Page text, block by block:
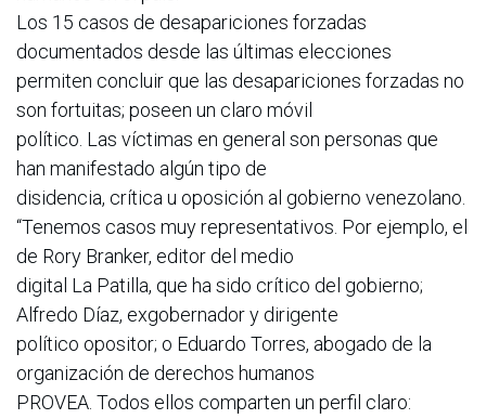
Los 15 casos de desapariciones forzadas
documentados desde las últimas elecciones
permiten concluir que las desapariciones forzadas no
son fortuitas; poseen un claro móvil
político. Las víctimas en general son personas que
han manifestado algún tipo de
disidencia, crítica u oposición al gobierno venezolano.
“Tenemos casos muy representativos. Por ejemplo, el
de Rory Branker, editor del medio
digital La Patilla, que ha sido crítico del gobierno;
Alfredo Díaz, exgobernador y dirigente
político opositor; o Eduardo Torres, abogado de la
organización de derechos humanos
PROVEA. Todos ellos comparten un perfil claro: